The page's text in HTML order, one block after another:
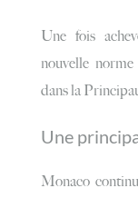
Une fois
nouvelle
dans la
Une
Monaco